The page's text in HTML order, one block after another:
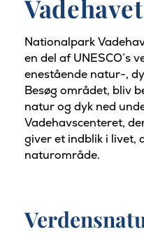
Vadehavet​​
Nationalpark
en del af UNESCO’s
enestående natur-,
Besøg området, bliv
natur og dyk ned
Vadehavscenteret,
giver et indblik i livet,
naturområde.